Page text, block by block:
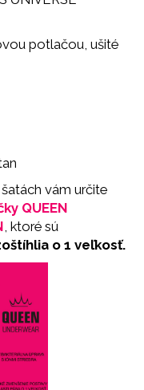
potlačou, ušité
vám určite
QUEEN
, ktoré sú
o 1 veľkosť.